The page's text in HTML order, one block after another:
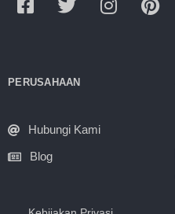
PERUSAHAAN
Hubungi Kami
Blog